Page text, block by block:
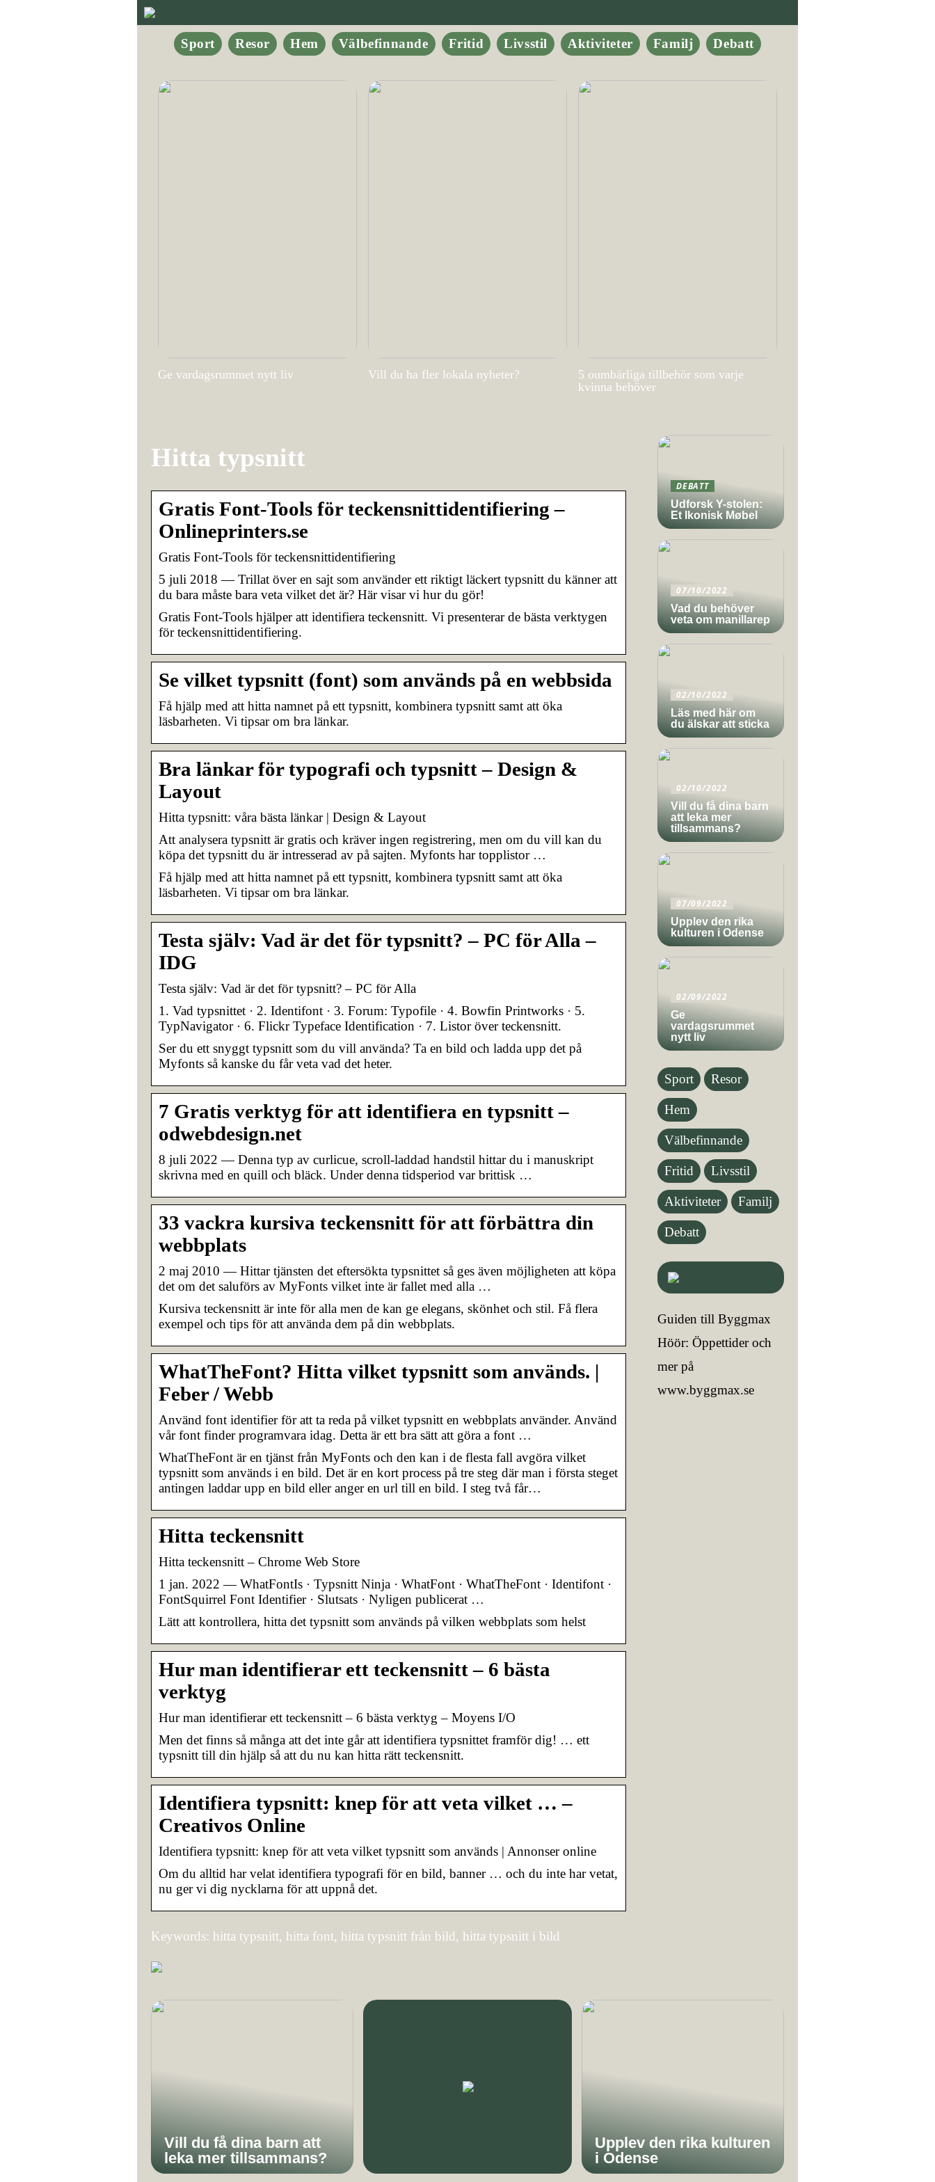
Sport Resor Hem Välbefinnande Fritid Livsstil Aktiviteter Familj Debatt
Ge vardagsrummet nytt liv Vill du ha fler lokala nyheter?
5 oumbärliga tillbehör som varje
kvinna behöver
Hitta typsnitt
Gratis Font-Tools för teckensnittidentifiering –
Onlineprinters.se
Gratis Font-Tools för teckensnittidentifiering
5 juli 2018 — Trillat över en sajt som använder ett riktigt läckert typsnitt du känner att
du bara måste bara veta vilket det är? Här visar vi hur du gör!
Gratis Font-Tools hjälper att identifiera teckensnitt. Vi presenterar de bästa verktygen
för teckensnittidentifiering.
Se vilket typsnitt (font) som används på en webbsida
Få hjälp med att hitta namnet på ett typsnitt, kombinera typsnitt samt att öka
läsbarheten. Vi tipsar om bra länkar.
Bra länkar för typografi och typsnitt – Design &
Layout
Hitta typsnitt: våra bästa länkar | Design & Layout
Att analysera typsnitt är gratis och kräver ingen registrering, men om du vill kan du
köpa det typsnitt du är intresserad av på sajten. Myfonts har topplistor …
Få hjälp med att hitta namnet på ett typsnitt, kombinera typsnitt samt att öka
läsbarheten. Vi tipsar om bra länkar.
Testa själv: Vad är det för typsnitt? – PC för Alla –
IDG
Testa själv: Vad är det för typsnitt? – PC för Alla
1. Vad typsnittet · 2. Identifont · 3. Forum: Typofile · 4. Bowfin Printworks · 5.
TypNavigator · 6. Flickr Typeface Identification · 7. Listor över teckensnitt.
Ser du ett snyggt typsnitt som du vill använda? Ta en bild och ladda upp det på
Myfonts så kanske du får veta vad det heter.
7 Gratis verktyg för att identifiera en typsnitt –
odwebdesign.net
8 juli 2022 — Denna typ av curlicue, scroll-laddad handstil hittar du i manuskript
skrivna med en quill och bläck. Under denna tidsperiod var brittisk …
33 vackra kursiva teckensnitt för att förbättra din
webbplats
2 maj 2010 — Hittar tjänsten det eftersökta typsnittet så ges även möjligheten att köpa
det om det saluförs av MyFonts vilket inte är fallet med alla …
Kursiva teckensnitt är inte för alla men de kan ge elegans, skönhet och stil. Få flera
exempel och tips för att använda dem på din webbplats.
WhatTheFont? Hitta vilket typsnitt som används. |
Feber / Webb
Använd font identifier för att ta reda på vilket typsnitt en webbplats använder. Använd
vår font finder programvara idag. Detta är ett bra sätt att göra a font …
WhatTheFont är en tjänst från MyFonts och den kan i de flesta fall avgöra vilket
typsnitt som används i en bild. Det är en kort process på tre steg där man i första steget
antingen laddar upp en bild eller anger en url till en bild. I steg två får…
Hitta teckensnitt
Hitta teckensnitt – Chrome Web Store
1 jan. 2022 — WhatFontIs · Typsnitt Ninja · WhatFont · WhatTheFont · Identifont ·
FontSquirrel Font Identifier · Slutsats · Nyligen publicerat …
Lätt att kontrollera, hitta det typsnitt som används på vilken webbplats som helst
Hur man identifierar ett teckensnitt – 6 bästa
verktyg
Hur man identifierar ett teckensnitt – 6 bästa verktyg – Moyens I/O
Men det finns så många att det inte går att identifiera typsnittet framför dig! … ett
typsnitt till din hjälp så att du nu kan hitta rätt teckensnitt.
Identifiera typsnitt: knep för att veta vilket … –
Creativos Online
Identifiera typsnitt: knep för att veta vilket typsnitt som används | Annonser online
Om du alltid har velat identifiera typografi för en bild, banner … och du inte har vetat,
nu ger vi dig nycklarna för att uppnå det.
Keywords: hitta typsnitt, hitta font, hitta typsnitt från bild, hitta typsnitt i bild
DEBATT
Udforsk Y-stolen:
Et Ikonisk Møbel
07/10/2022
Vad du behöver
veta om manillarep
02/10/2022
Läs med här om
du älskar att sticka
02/10/2022
Vill du få dina barn
att leka mer
tillsammans?
07/09/2022
Upplev den rika
kulturen i Odense
02/09/2022
Ge
vardagsrummet
nytt liv
Sport Resor
Hem
Välbefinnande
Fritid Livsstil
Aktiviteter Familj
Debatt
Guiden till Byggmax
Höör: Öppettider och
mer på
www.byggmax.se
Vill du få dina barn att
leka mer tillsammans?
Upplev den rika kulturen
i Odense